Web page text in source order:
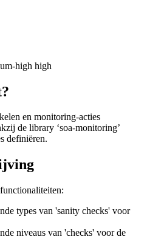
high high
en monitoring-acties
de library ‘soa-monitoring’
definiëren.
types van 'sanity checks' voor
niveaus van 'checks' voor de